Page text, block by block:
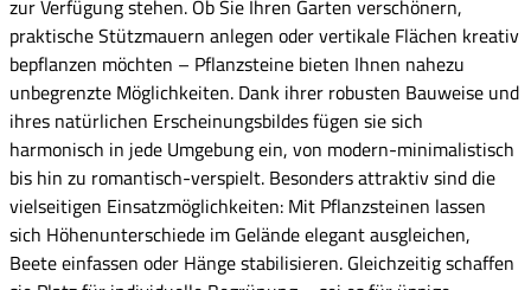
zur Verfügung stehen. Ob Sie Ihren Garten verschönern,
praktische Stützmauern anlegen oder vertikale Flächen kreativ
bepflanzen möchten – Pflanzsteine bieten Ihnen nahezu
unbegrenzte Möglichkeiten. Dank ihrer robusten Bauweise und
ihres natürlichen Erscheinungsbildes fügen sie sich
harmonisch in jede Umgebung ein, von modern-minimalistisch
bis hin zu romantisch-verspielt. Besonders attraktiv sind die
vielseitigen Einsatzmöglichkeiten: Mit Pflanzsteinen lassen
sich Höhenunterschiede im Gelände elegant ausgleichen,
Beete einfassen oder Hänge stabilisieren. Gleichzeitig schaffen